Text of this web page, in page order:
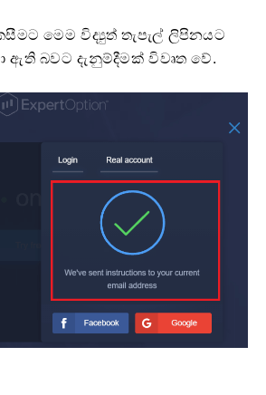
මෙම විද්‍යුත් තැපැල් ලිපිනයට
ඇති බවට දැනුම්දීමක් විවෘත වේ.